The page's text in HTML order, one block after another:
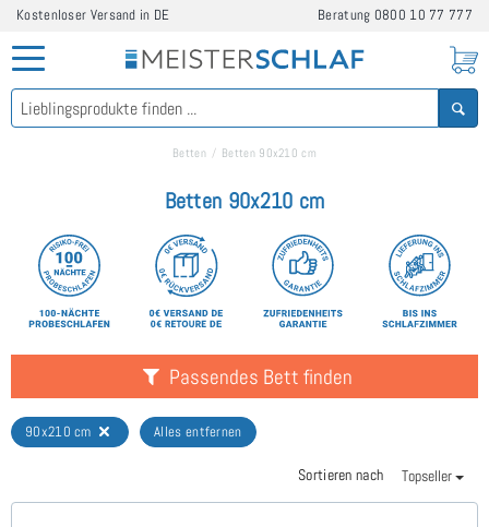
Kostenloser Versand in DE Beratung 0800 10 77 777
Betten Betten 90x210 cm
Betten 90x210 cm
Passendes Bett finden
90x210 cm Alles entfernen
Sortieren nach Topseller